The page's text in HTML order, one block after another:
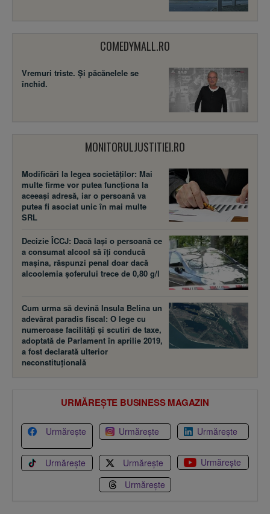
COMEDYMALL.RO
Vremuri triste. Şi păcănelele se
închid.
MONITORULJUSTITIEI.RO
Modificări la legea societăţilor: Mai
multe firme vor putea funcţiona la
aceeaşi adresă, iar o persoană va
putea fi asociat unic în mai multe
SRL
Decizie ÎCCJ: Dacă laşi o persoană ce
a consumat alcool să îţi conducă
maşina, răspunzi penal doar dacă
alcoolemia şoferului trece de 0,80 g/l
Cum urma să devină Insula Belina un
adevărat paradis fiscal: O lege cu
numeroase facilităţi şi scutiri de taxe,
adoptată de Parlament în aprilie 2019,
a fost declarată ulterior
neconstituţională
URMĂREȘTE BUSINESS MAGAZIN
Urmărește Urmărește Urmărește
Urmărește Urmărește
Urmărește
Urmărește